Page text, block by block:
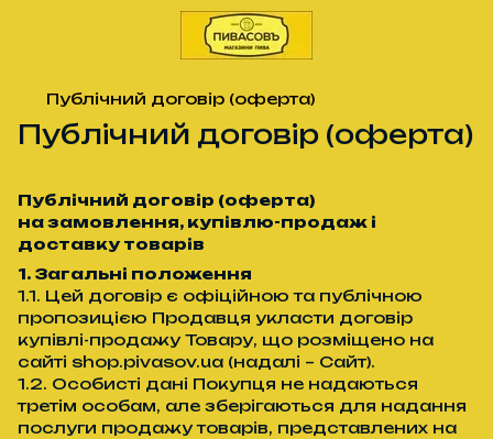
Публічний договір (оферта)
Публічний договір (оферта)
Публічний договір (оферта)
на замовлення, купівлю-продаж і
доставку товарів
1. Загальні положення
1.1. Цей договір є офіційною та публічною
пропозицією Продавця укласти договір
купівлі-продажу Товару, що розміщено на
сайті shop.pivasov.ua (надалі – Сайт).
1.2. Особисті дані Покупця не надаються
третім особам, але зберігаються для надання
послуги продажу товарів, представлених на